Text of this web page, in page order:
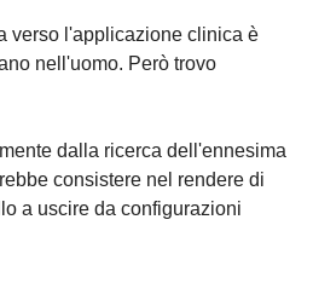
verso l'applicazione clinica è
nell'uomo. Però trovo
dalla ricerca dell'ennesima
consistere nel rendere di
a uscire da configurazioni